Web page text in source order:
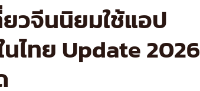
วจีนนิยมใช้แอป
ไทย Update 2026